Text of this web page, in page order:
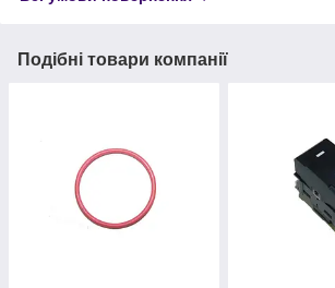
Подібні товари компанії